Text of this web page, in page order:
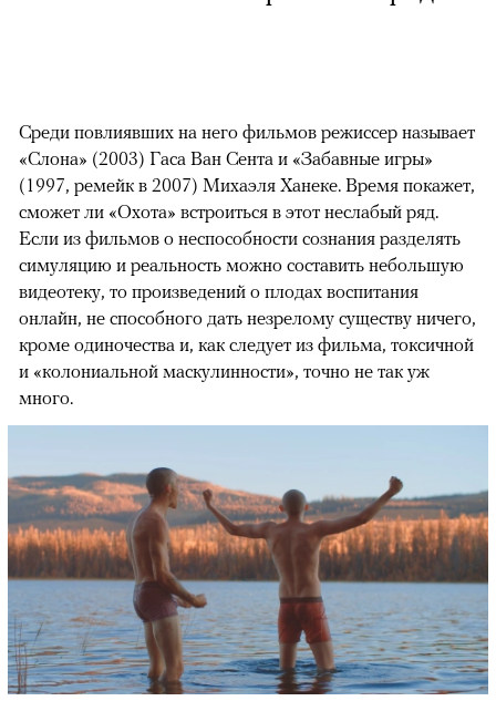
Среди повлиявших на него фильмов режиссер называет
«Слона» (2003) Гаса Ван Сента и «Забавные игры»
(1997, ремейк в 2007) Михаэля Ханеке. Время покажет,
сможет ли «Охота» встроиться в этот неслабый ряд.
Если из фильмов о неспособности сознания разделять
симуляцию и реальность можно составить небольшую
видеотеку, то произведений о плодах воспитания
онлайн, не способного дать незрелому существу ничего,
кроме одиночества и, как следует из фильма, токсичной
и «колониальной маскулинности», точно не так уж
много.